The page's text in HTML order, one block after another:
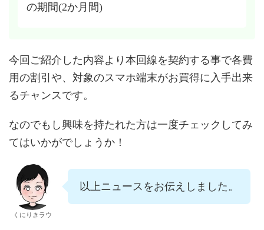
の期間(2か月間)
今回ご紹介した内容より本回線を契約する事で各費
用の割引や、対象のスマホ端末がお買得に入手出来
るチャンスです。
なのでもし興味を持たれた方は一度チェックしてみ
てはいかがでしょうか！
くにりきラウ
以上ニュースをお伝えしました。